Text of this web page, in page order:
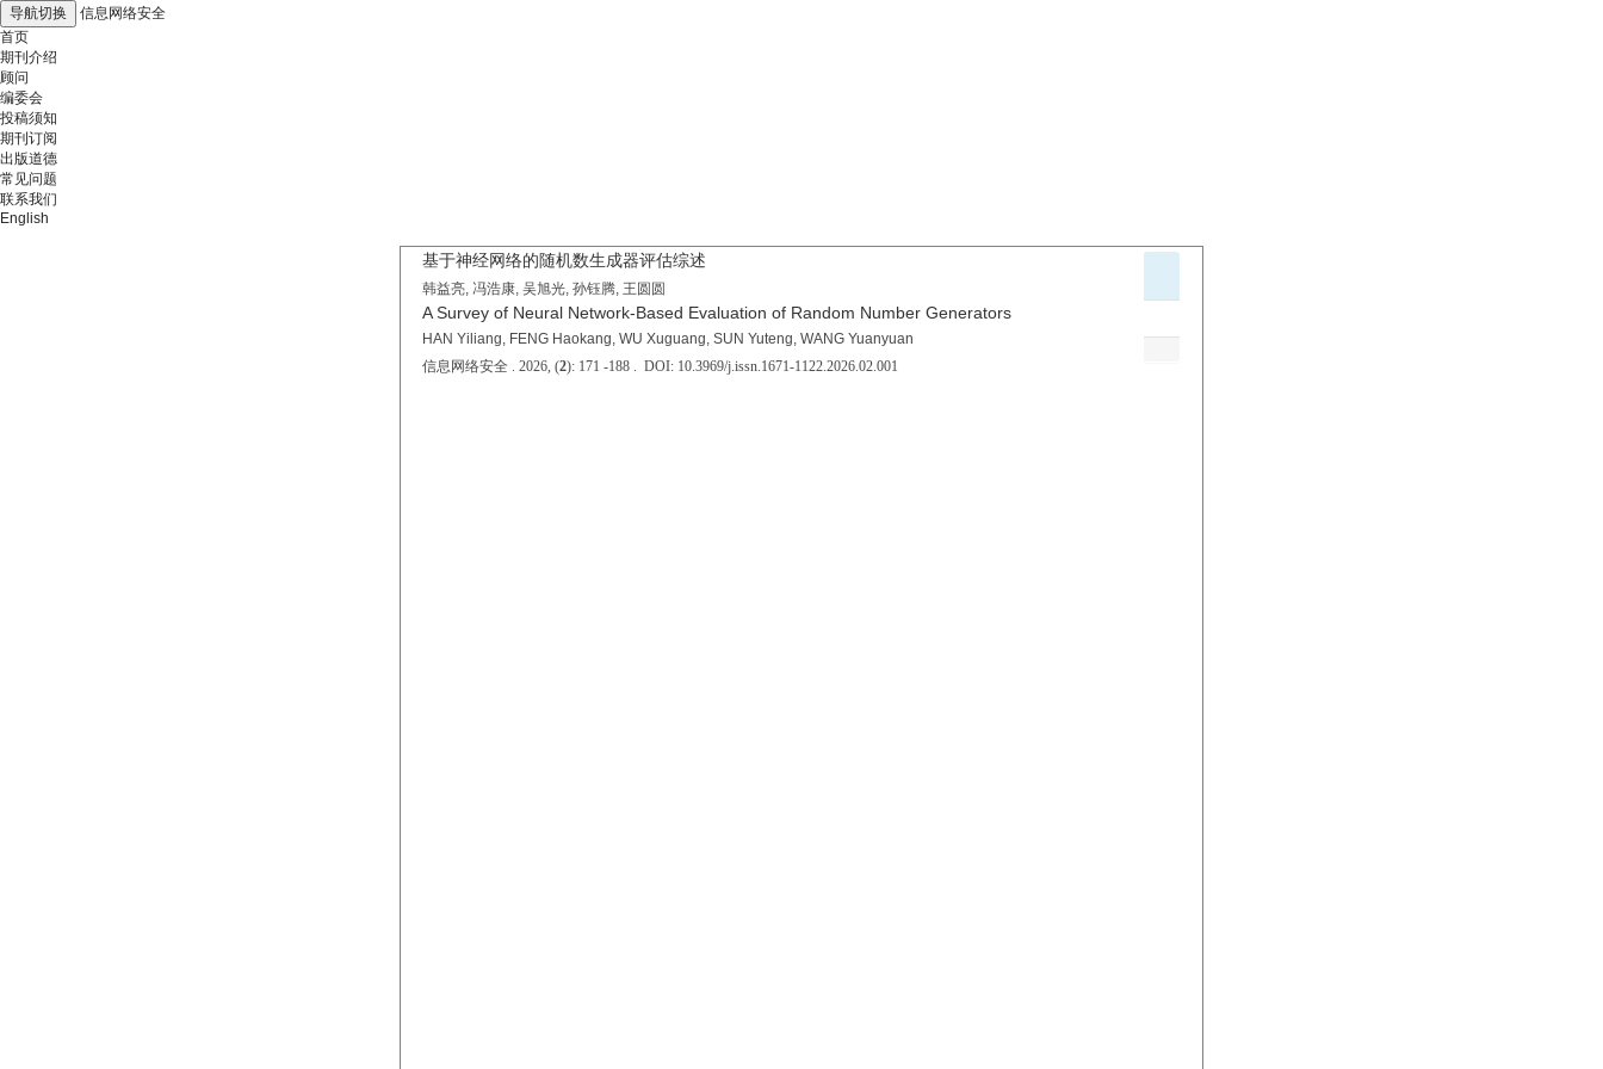
导航切换
信息网络安全
首页
期刊介绍
顾问
编委会
投稿须知
期刊订阅
出版道德
常见问题
联系我们
English
基于神经网络的随机数生成器评估综述
韩益亮, 冯浩康, 吴旭光, 孙钰腾, 王圆圆
A Survey of Neural Network-Based Evaluation of Random Number Generators
HAN Yiliang, FENG Haokang, WU Xuguang, SUN Yuteng, WANG Yuanyuan
信息网络安全 . 2026, (2): 171 -188 . DOI: 10.3969/j.issn.1671-1122.2026.02.001